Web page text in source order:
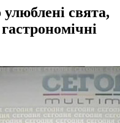
свята,